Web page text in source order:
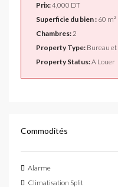
Prix:4,000 DT
Superficie du bien : 60 m²
Chambres:2
Property Type: Bureau et
Property Status:A Louer
Commodités
Alarme
Climatisation Split